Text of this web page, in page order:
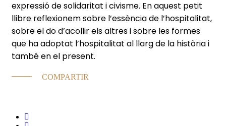
expressió de solidaritat i civisme. En aquest petit
llibre reflexionem sobre l’essència de l’hospitalitat,
sobre el do d’acollir els altres i sobre les formes
que ha adoptat l’hospitalitat al llarg de la història i
també en el present.
COMPARTIR